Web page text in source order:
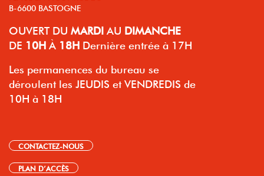
B-6600 BASTOGNE
OUVERT DU MARDI AU DIMANCHE
DE 10H À 18H Dernière entrée à 17H
Les permanences du bureau se
déroulent les JEUDIS et VENDREDIS de
10H à 18H
CONTACTEZ-NOUS
PLAN D’ACCÈS